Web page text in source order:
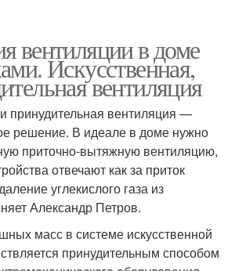
вентиляции в доме
Искусственная,
вентиляция
принудительная вентиляция —
решение. В идеале в доме нужно
приточно-вытяжную вентиляцию,
отвечают как за приток
углекислого газа из
Александр Петров.
масс в системе искусственной
принудительным способом